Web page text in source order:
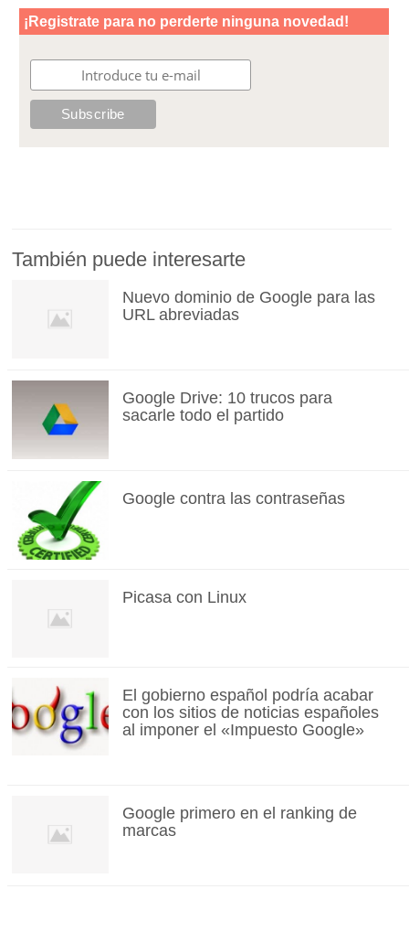
También puede interesarte
Nuevo dominio de Google para las
URL abreviadas
Google Drive: 10 trucos para
sacarle todo el partido
Google contra las contraseñas
Picasa con Linux
El gobierno español podría acabar
con los sitios de noticias españoles
al imponer el «Impuesto Google»
Google primero en el ranking de
marcas